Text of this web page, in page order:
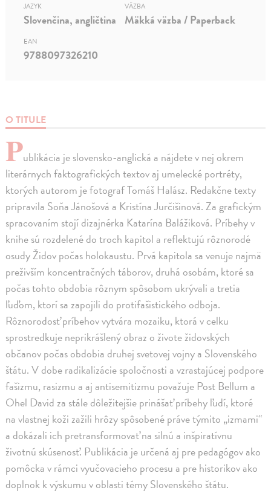
O TITULE
Publikácia je slovensko-anglická a nájdete v nej okrem
literárnych faktografických textov aj umelecké portréty,
ktorých autorom je fotograf Tomáš Halász. Redakčne texty
pripravila Soňa Jánošová a Kristína Jurčišinová. Za grafickým
spracovaním stojí dizajnérka Katarína Balážiková. Príbehy v
knihe sú rozdelené do troch kapitol a reflektujú rôznorodé
osudy Židov počas holokaustu. Prvá kapitola sa venuje najmä
preživším koncentračných táborov, druhá osobám, ktoré sa
počas tohto obdobia rôznym spôsobom ukrývali a tretia
ľuďom, ktorí sa zapojili do protifašistického odboja.
Rôznorodosť príbehov vytvára mozaiku, ktorá v celku
sprostredkuje neprikrášlený obraz o živote židovských
občanov počas obdobia druhej svetovej vojny a Slovenského
štátu. V dobe radikalizácie spoločnosti a vzrastajúcej podpore
fašizmu, rasizmu a aj antisemitizmu považuje Post Bellum a
Ohel David za stále dôležitejšie prinášať príbehy ľudí, ktoré
na vlastnej koži zažili hrôzy spôsobené práve týmito „izmami“
a dokázali ich pretransformovať na silnú a inšpiratívnu
životnú skúsenosť. Publikácia je určená aj pre pedagógov ako
pomôcka v rámci vyučovacieho procesu a pre historikov ako
doplnok k výskumu v oblasti témy Slovenského štátu.
JAZYK
Slovenčina, angličtina
VÄZBA
Mäkká väzba / Paperback
EAN
9788097326210